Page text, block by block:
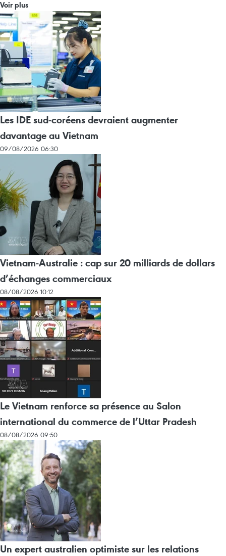
Voir plus
Les IDE sud-coréens devraient augmenter
davantage au Vietnam
09/08/2026 06:30
Vietnam-Australie : cap sur 20 milliards de dollars
d’échanges commerciaux
08/08/2026 10:12
Le Vietnam renforce sa présence au Salon
international du commerce de l’Uttar Pradesh
08/08/2026 09:50
Un expert australien optimiste sur les relations